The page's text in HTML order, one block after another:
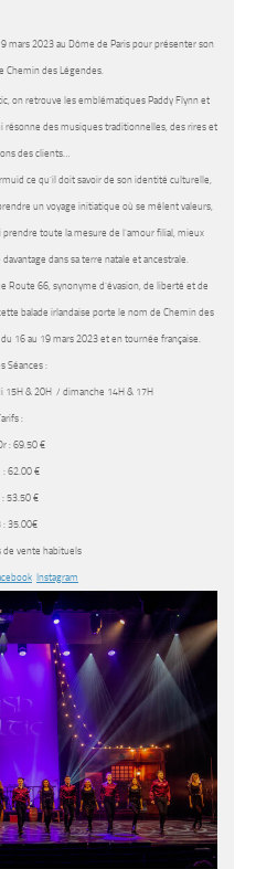
mars 2023 au Dôme de Paris pour présenter son
Chemin des Légendes.
on retrouve les emblématiques Paddy Flynn et
résonne des musiques traditionnelles, des rires et
des clients…
ce qu’il doit savoir de son identité culturelle,
un voyage initiatique où se mêlent valeurs,
toute la mesure de l’amour filial, mieux
dans sa terre natale et ancestrale.
Route 66, synonyme d’évasion, de liberté et de
balade irlandaise porte le nom de Chemin des
16 au 19 mars 2023 et en tournée française.
Séances :
15H & 20H / dimanche 14H & 17H
:
: 69.50 €
: 62.00 €
: 53.50 €
: 35.00€
de vente habituels
Instagram